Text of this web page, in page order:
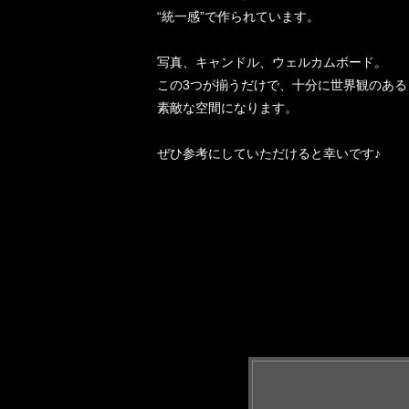
“統一感”で作られています。
写真、キャンドル、ウェルカムボード。
この3つが揃うだけで、十分に世界観のある
素敵な空間になります。
ぜひ参考にしていただけると幸いです♪